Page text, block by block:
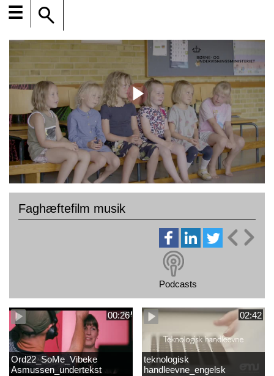
☰
Faghæftefilm musik
Podcasts
00:26
Ord22_SoMe_Vibeke
Asmussen_undertekst
02:42
teknologisk
handleevne_engelsk